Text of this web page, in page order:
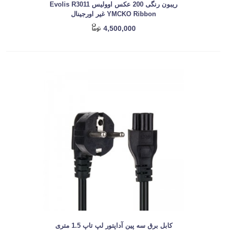
ریبون رنگی 200 عکس اوولیس Evolis R3011
YMCKO Ribbon غیر اورجینال
4,500,000
کابل برق سه پین آداپتور لپ تاپ 1.5 متری